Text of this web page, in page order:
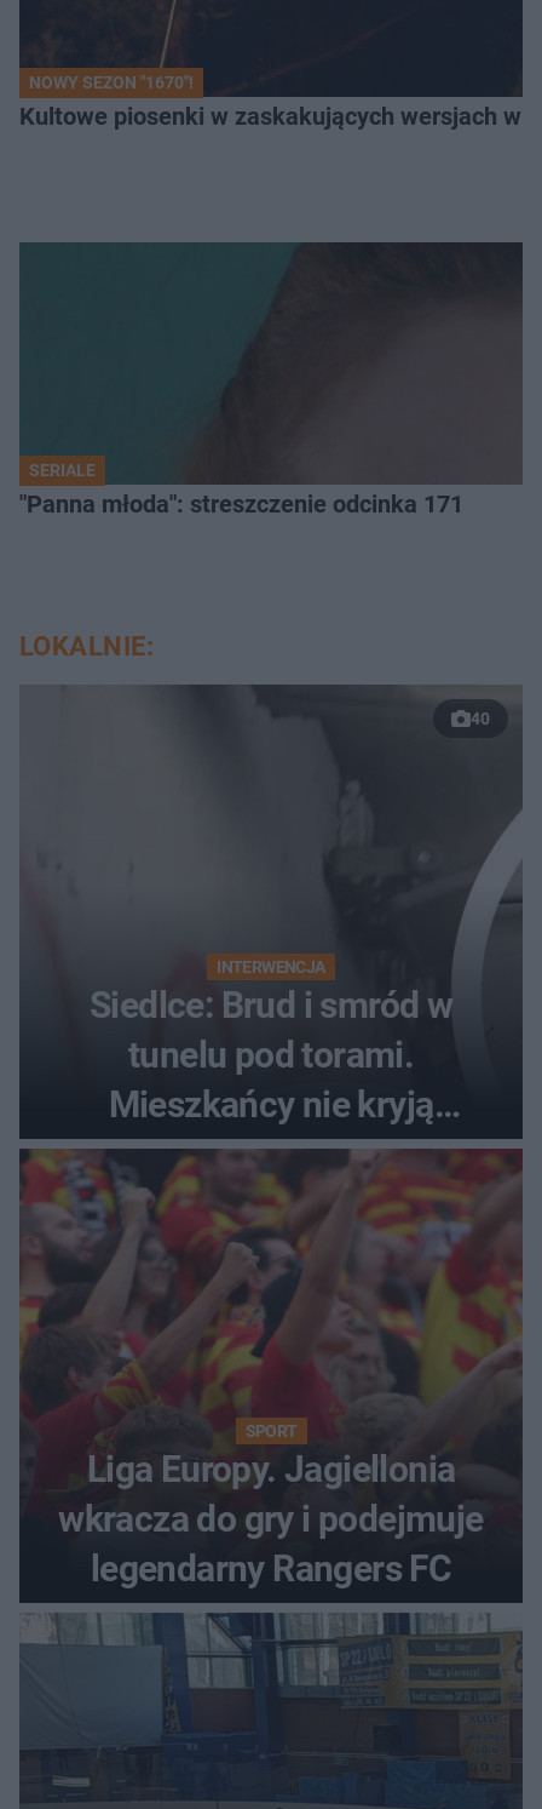
NOWY SEZON "1670"!
Kultowe piosenki w zaskakujących wersjach w
SERIALE
"Panna młoda": streszczenie odcinka 171
LOKALNIE:
40
INTERWENCJA
Siedlce: Brud i smród w
tunelu pod torami.
Mieszkańcy nie kryją
oburzenia!
SPORT
Liga Europy. Jagiellonia
wkracza do gry i podejmuje
legendarny Rangers FC